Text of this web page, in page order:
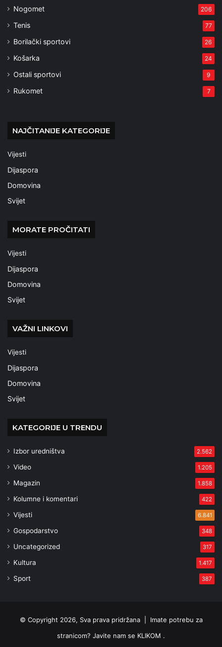
Nogomet 206
Tenis 77
Borilački sportovi 26
Košarka 24
Ostali sportovi 9
Rukomet 7
NAJČITANIJE KATEGORIJE
Vijesti
Dijaspora
Domovina
Svijet
MORATE PROČITATI
Vijesti
Dijaspora
Domovina
Svijet
VAŽNI LINKOVI
Vijesti
Dijaspora
Domovina
Svijet
KATEGORIJE U TRENDU
Izbor uredništva 2.562
Video 1.205
Magazin 1.858
Kolumne i komentari 422
Vijesti 6.841
Gospodarstvo 348
Uncategorized 317
Kultura 1.417
Sport 387
© Copyright 2026, Sva prava pridržana | Imate potrebu za
stranicom? Javite nam se KLIKOM .